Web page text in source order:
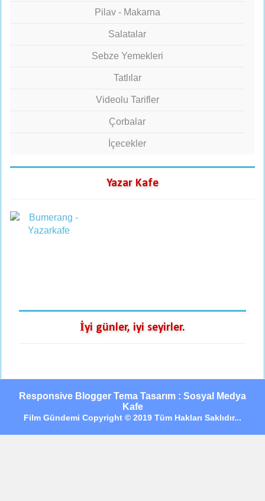
Pilav - Makarna
Salatalar
Sebze Yemekleri
Tatlılar
Videolu Tarifler
Çorbalar
İçecekler
Yazar Kafe
İyi günler, iyi seyirler.
Responsive Blogger Tema Tasarım : Sosyal Medya
Kafe
Film Gündemi Copyright © 2019 Tüm Hakları Saklıdır...